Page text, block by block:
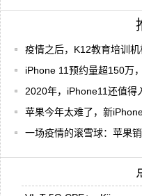
疫情之后，K12教育培训
iPhone 11预约量超150万，
2020年，iPhone11还值得
苹果今年太难了，新
一场疫情的滚雪球：苹果